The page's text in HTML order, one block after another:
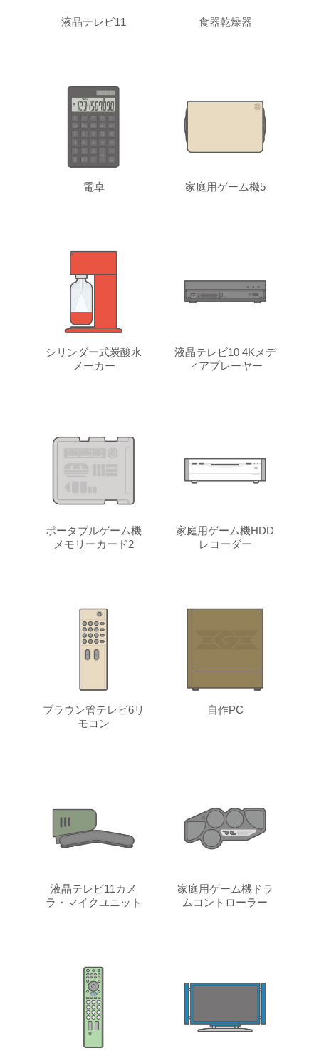
液晶テレビ11 食器乾燥器
電卓 家庭用ゲーム機5
シリンダー式炭酸水
メーカー
液晶テレビ10 4Kメデ
ィアプレーヤー
ポータブルゲーム機
メモリーカード2
家庭用ゲーム機HDD
レコーダー
ブラウン管テレビ6リ
モコン
自作PC
液晶テレビ11カメ
ラ・マイクユニット
家庭用ゲーム機ドラ
ムコントローラー